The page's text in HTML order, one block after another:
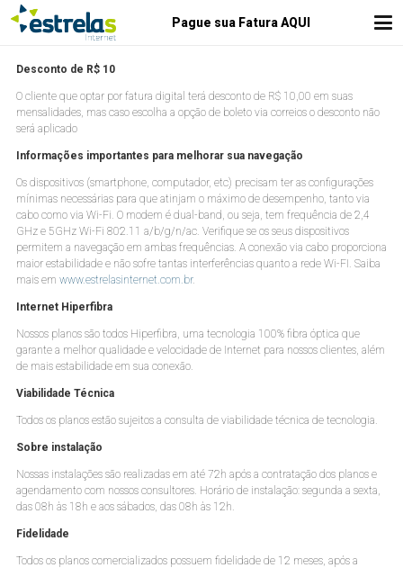
Pague sua Fatura AQUI
Desconto de R$ 10
O cliente que optar por fatura digital terá desconto de R$ 10,00 em suas
mensalidades, mas caso escolha a opção de boleto via correios o desconto não
será aplicado
Informações importantes para melhorar sua navegação
Os dispositivos (smartphone, computador, etc) precisam ter as configurações
mínimas necessárias para que atinjam o máximo de desempenho, tanto via
cabo como via Wi-Fi. O modem é dual-band, ou seja, tem frequência de 2,4
GHz e 5GHz Wi-Fi 802.11 a/b/g/n/ac. Verifique se os seus dispositivos
permitem a navegação em ambas frequências. A conexão via cabo proporciona
maior estabilidade e não sofre tantas interferências quanto a rede Wi-FI. Saiba
mais em www.estrelasinternet.com.br.
Internet Hiperfibra
Nossos planos são todos Hiperfibra, uma tecnologia 100% fibra óptica que
garante a melhor qualidade e velocidade de Internet para nossos clientes, além
de mais estabilidade em sua conexão.
Viabilidade Técnica
Todos os planos estão sujeitos a consulta de viabilidade técnica de tecnologia.
Sobre instalação
Nossas instalações são realizadas em até 72h após a contratação dos planos e
agendamento com nossos consultores. Horário de instalação: segunda a sexta,
das 08h às 18h e aos sábados, das 08h às 12h.
Fidelidade
Todos os planos comercializados possuem fidelidade de 12 meses, após a